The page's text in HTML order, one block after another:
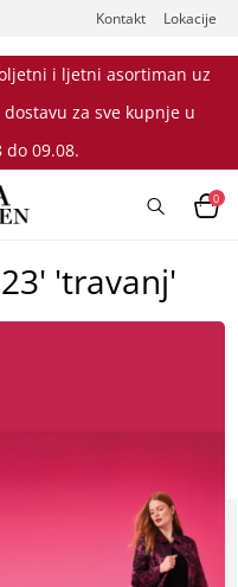
Kontakt Lokacije
i ljetni asortiman uz
za sve kupnje u
09.08.
0
'travanj'